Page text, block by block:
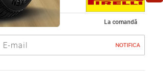
La comandă
NOTIFICA